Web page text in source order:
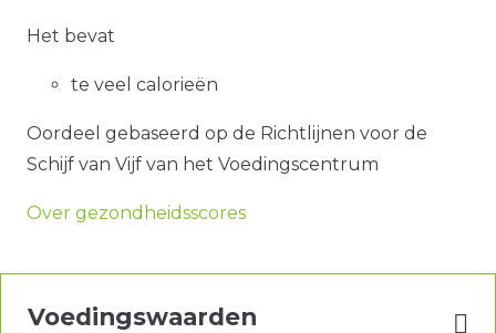
Het bevat
te veel calorieën
Oordeel gebaseerd op de Richtlijnen voor de
Schijf van Vijf van het Voedingscentrum
Over gezondheidsscores
Voedingswaarden